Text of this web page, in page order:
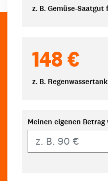
z. B. Gemüse-
148 €
z. B.
Meinen eigenen Betrag